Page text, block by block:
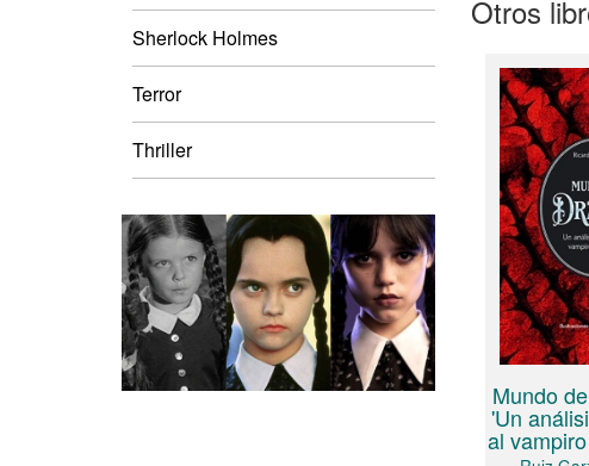
Sherlock Holmes
Terror
Thriller
Otros
Mundo
'Un
al